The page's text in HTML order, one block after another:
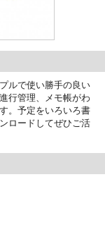
ルで使い勝手の良い
行管理、メモ帳がわ
。予定をいろいろ書
ロードしてぜひご活